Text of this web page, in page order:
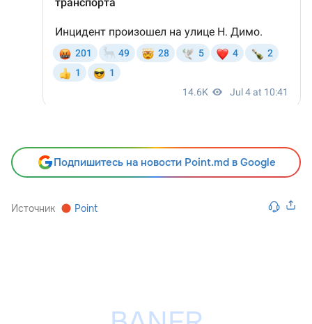
Подпишитесь на новости Point.md в Google
Источник Point